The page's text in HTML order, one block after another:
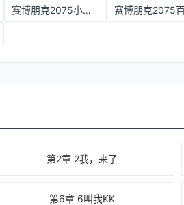
赛博朋克2075小说下载
第2章 2我，来了
第6章 6叫我KK